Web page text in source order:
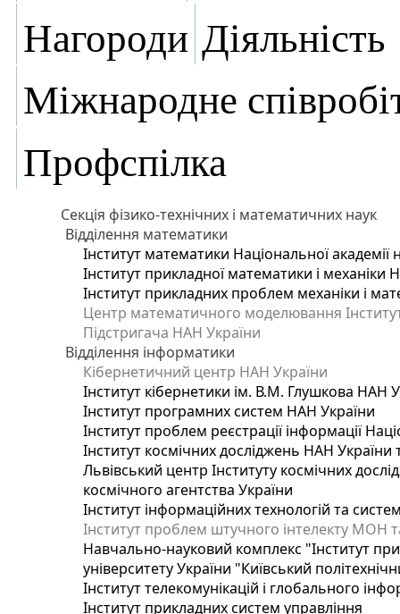
Нагороди Діяльність
Міжнародне
Профспілка
Секція фізико-технічних і математичних наук
Відділення математики
Інститут математики Національної академії
Інститут прикладної математики і механіки
Інститут прикладних проблем механіки і
Центр математичного моделювання
Підстригача НАН України
Відділення інформатики
Кібернетичний центр НАН України
Інститут кібернетики ім. В.М. Глушкова НАН
Інститут програмних систем НАН України
Інститут проблем реєстрації інформації
Інститут космічних досліджень НАН України
Львівський центр Інституту космічних
космічного агентства України
Інститут інформаційних технологій та
Інститут проблем штучного інтелекту МОН
Навчально-науковий комплекс "Інститут
університету України "Київський
Інститут телекомунікацій і глобального
Інститут прикладних систем управління